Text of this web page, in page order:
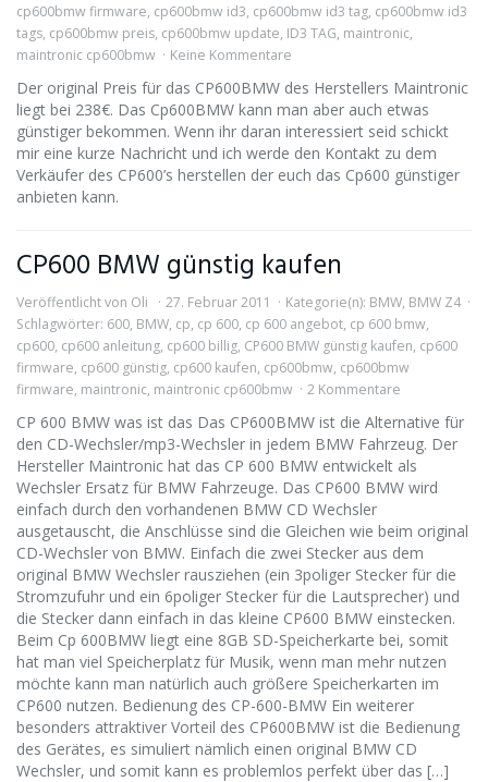
cp600bmw firmware, cp600bmw id3, cp600bmw id3 tag, cp600bmw id3
tags, cp600bmw preis, cp600bmw update, ID3 TAG, maintronic,
maintronic cp600bmw
Keine Kommentare
Der original Preis für das CP600BMW des Herstellers Maintronic
liegt bei 238€. Das Cp600BMW kann man aber auch etwas
günstiger bekommen. Wenn ihr daran interessiert seid schickt
mir eine kurze Nachricht und ich werde den Kontakt zu dem
Verkäufer des CP600’s herstellen der euch das Cp600 günstiger
anbieten kann.
CP600 BMW günstig kaufen
Veröffentlicht von Oli 27. Februar 2011 Kategorie(n): BMW, BMW Z4
Schlagwörter: 600, BMW, cp, cp 600, cp 600 angebot, cp 600 bmw,
cp600, cp600 anleitung, cp600 billig, CP600 BMW günstig kaufen, cp600
firmware, cp600 günstig, cp600 kaufen, cp600bmw, cp600bmw
firmware, maintronic, maintronic cp600bmw 2 Kommentare
CP 600 BMW was ist das Das CP600BMW ist die Alternative für
den CD-Wechsler/mp3-Wechsler in jedem BMW Fahrzeug. Der
Hersteller Maintronic hat das CP 600 BMW entwickelt als
Wechsler Ersatz für BMW Fahrzeuge. Das CP600 BMW wird
einfach durch den vorhandenen BMW CD Wechsler
ausgetauscht, die Anschlüsse sind die Gleichen wie beim original
CD-Wechsler von BMW. Einfach die zwei Stecker aus dem
original BMW Wechsler rausziehen (ein 3poliger Stecker für die
Stromzufuhr und ein 6poliger Stecker für die Lautsprecher) und
die Stecker dann einfach in das kleine CP600 BMW einstecken.
Beim Cp 600BMW liegt eine 8GB SD-Speicherkarte bei, somit
hat man viel Speicherplatz für Musik, wenn man mehr nutzen
möchte kann man natürlich auch größere Speicherkarten im
CP600 nutzen. Bedienung des CP-600-BMW Ein weiterer
besonders attraktiver Vorteil des CP600BMW ist die Bedienung
des Gerätes, es simuliert nämlich einen original BMW CD
Wechsler, und somit kann es problemlos perfekt über das […]